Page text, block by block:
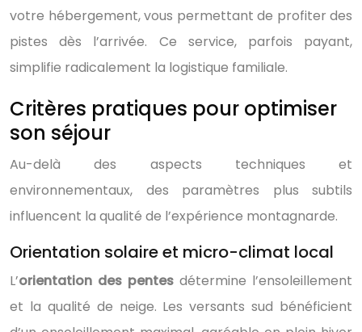
votre hébergement, vous permettant de profiter des
pistes dès l’arrivée. Ce service, parfois payant,
simplifie radicalement la logistique familiale.
Critères pratiques pour optimiser
son séjour
Au-delà des aspects techniques et
environnementaux, des paramètres plus subtils
influencent la qualité de l’expérience montagnarde.
Orientation solaire et micro-climat local
L’orientation des pentes détermine l’ensoleillement
et la qualité de neige. Les versants sud bénéficient